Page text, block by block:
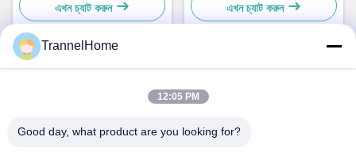
এখন চ্যাট করুন
এখন চ্যাট করুন
ঠিকানা
TrannelHome
12:05 PM
Good day, what product are you looking for?